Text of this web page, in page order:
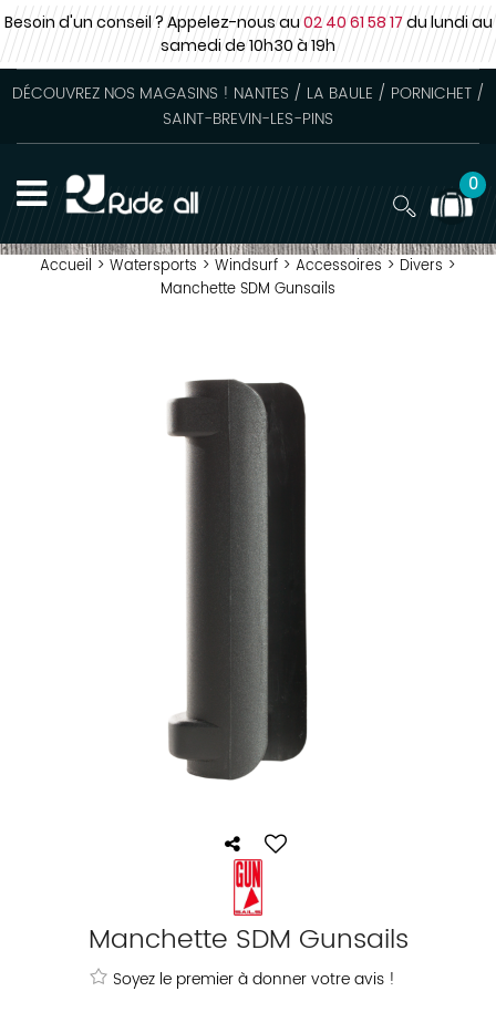
Besoin d'un conseil ? Appelez-nous au02 40 61 58 17du lundi au
samedide 10h30 à 19h
DÉCOUVREZ NOS MAGASINS ! NANTES / LA BAULE / PORNICHET /
SAINT-BREVIN-LES-PINS
0
Accueil > Watersports > Windsurf > Accessoires > Divers >
Manchette SDM Gunsails
Manchette SDM Gunsails
Soyez le premier à donner votre avis !